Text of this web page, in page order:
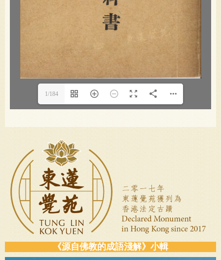
1/184
《源自佛教的成語淺解》小輯